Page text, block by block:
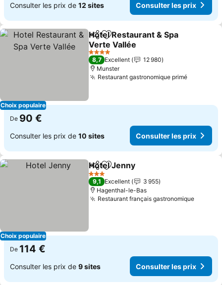
Consulter les prix de 12 sites Consulter les prix
Choix populaire
PartagerAjouter à mes favoris
Hotel Restaurant & Spa
Verte Vallée
Consulter les prix
4 Étoiles
8,7 Excellent
12 980
Munster
Restaurant gastronomique primé
De 90 €
Consulter les prix de 10 sites Consulter les prix
Choix populaire
PartagerAjouter à mes favoris
Hotel Jenny
3 Étoiles
9,1 Excellent
3 955
Hagenthal-le-Bas
Restaurant français gastronomique
De 114 €
Consulter les prix de 9 sites Consulter les prix